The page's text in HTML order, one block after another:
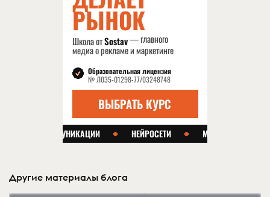
Другие материалы блога